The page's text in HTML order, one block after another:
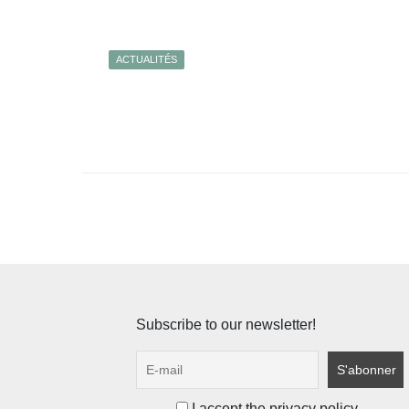
ACTUALITÉS
Subscribe to our newsletter!